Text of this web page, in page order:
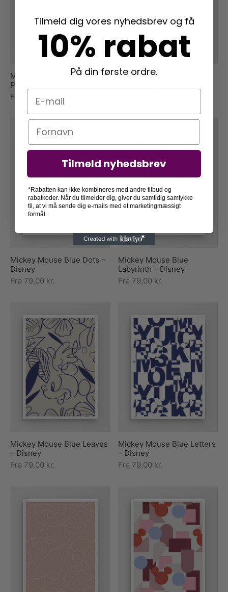
Mickey Mouse Beige
Pattern – Disney
Fra
79,00
Mickey Mouse Blue and
Mickey Mouse Blue Dots –
Disney
Fra 79,00 kr.
Mickey Mouse Blue
Labyrinth – Disney
Fra 79,00 kr.
Mickey Mouse Blue Leaves
– Disney
Fra 79,00 kr.
Mickey Mouse Blue Letters
– Disney
Fra 79,00 kr.
Tilmeld dig vores nyhedsbrev og få
10% rabat
På din første ordre.
E-mail
Navn
Tilmeld nyhedsbrev
*Rabatten kan ikke kombineres med andre tilbud og
rabatkoder. Når du tilmelder dig, giver du samtidig samtykke
til, at vi må sende dig e-mails med et marketingmæssigt
formål.